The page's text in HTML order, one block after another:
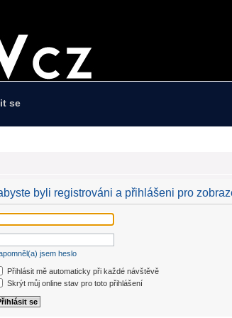
se
byli registrováni a přihlášeni pro
jsem heslo
Přihlásit mě automaticky při každé návštěvě
Skrýt můj online stav pro toto přihlášení